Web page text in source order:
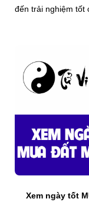
đến trải nghiệm tốt
Xem ngày tốt